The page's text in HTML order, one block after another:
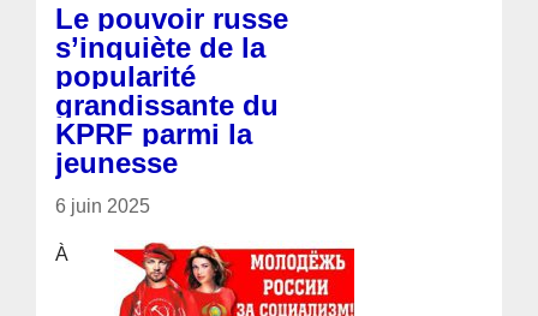
Le pouvoir russe
s’inquiète de la
popularité
grandissante du
KPRF parmi la
jeunesse
6 juin 2025
À